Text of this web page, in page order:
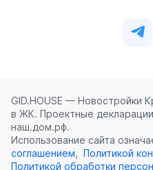
GID.HOUSE — Новостройки
в ЖК. Проектные
наш.дом.рф.
Использование сайта
соглашением
Политикой
Политикой обработки